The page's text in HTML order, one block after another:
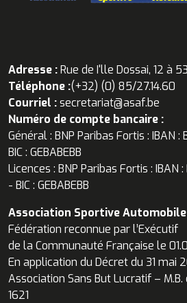
Adresse :Rue de I'lle Dossai, 12 à
Téléphone :(+32) (0) 85/27.14.60
Courriel :secretariat@asaf.be
Numéro de compte bancaire :
Général : BNP Paribas Fortis : IBAN
BIC : GEBABEBB
Licences : BNP Paribas Fortis : IBAN
- BIC : GEBABEBB
Association Sportive Automobile
Fédération reconnue par l’Exécutif
de la Communauté Française le
En application du Décret du 31 mai
Association Sans But Lucratif –
1621